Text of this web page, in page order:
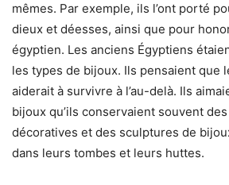
mêmes. Par exemple, ils l’ont porté
dieux et déesses, ainsi que pour
égyptien. Les anciens Égyptiens
les types de bijoux. Ils pensaient que
aiderait à survivre à l’au-delà. Ils
bijoux qu’ils conservaient souvent
décoratives et des sculptures de
dans leurs tombes et leurs huttes.